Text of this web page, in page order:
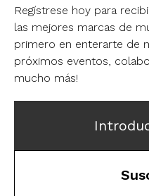
Regístrese hoy para
las mejores marcas de
primero en enterarte de
próximos eventos,
mucho más!